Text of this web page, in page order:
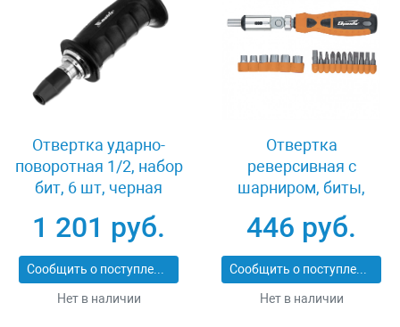
Отвертка ударно-
поворотная 1/2, набор
бит, 6 шт, черная
пластиковый бокс
Matrix 11561
1 201 руб.
Сообщить о поступлении
Нет в наличии
Отвертка
реверсивная с
шарниром, биты,
шт, Sparta 115545
446 руб.
Сообщить о поступлении
Нет в наличии